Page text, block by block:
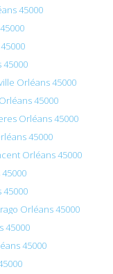
45000
45000
Orléans 45000
45000
Orléans 45000
45000
Orléans 45000
Orléans 45000
45000
45000